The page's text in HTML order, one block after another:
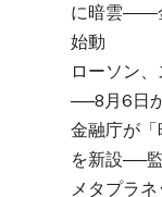
に暗雲――
始動
ローソン
──8月6日
金融庁が「
を新設──
メタプラ